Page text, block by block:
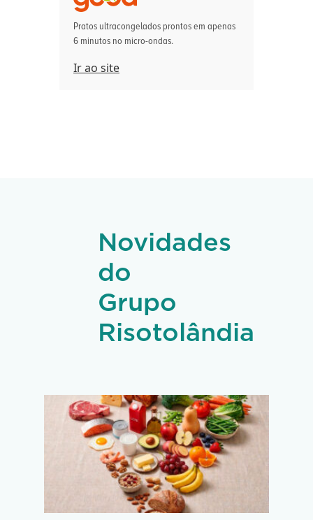
Pratos ultracongelados prontos em apenas
6 minutos no micro-ondas.
Ir ao site
Novidades
do
Grupo
Risotolândia